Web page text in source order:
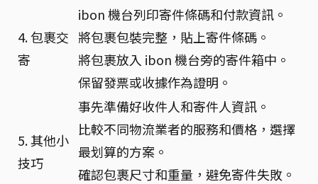
4. 包裹交
寄
ibon 機台列印寄件條碼和付款資訊。
將包裹包裝完整，貼上寄件條碼。
將包裹放入 ibon 機台旁的寄件箱中。
保留發票或收據作為證明。
5. 其他小
技巧
事先準備好收件人和寄件人資訊。
比較不同物流業者的服務和價格，選擇
最划算的方案。
確認包裹尺寸和重量，避免寄件失敗。